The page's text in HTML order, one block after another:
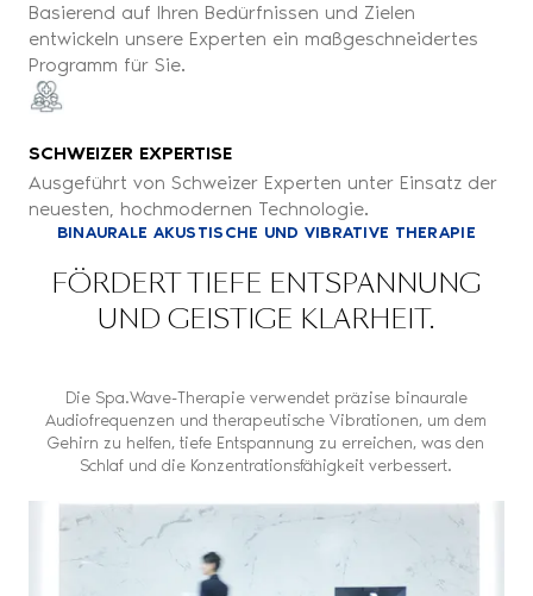
Basierend auf Ihren Bedürfnissen und Zielen
entwickeln unsere Experten ein maßgeschneidertes
Programm für Sie.
SCHWEIZER EXPERTISE
Ausgeführt von Schweizer Experten unter Einsatz der
neuesten, hochmodernen Technologie.
BINAURALE AKUSTISCHE UND VIBRATIVE THERAPIE
FÖRDERT TIEFE ENTSPANNUNG
UND GEISTIGE KLARHEIT.
Die Spa.Wave-Therapie verwendet präzise binaurale
Audiofrequenzen und therapeutische Vibrationen, um dem
Gehirn zu helfen, tiefe Entspannung zu erreichen, was den
Schlaf und die Konzentrationsfähigkeit verbessert.